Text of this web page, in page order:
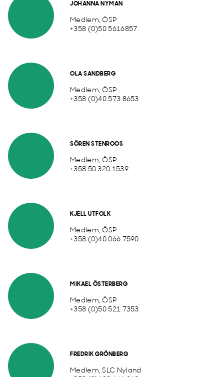
JOHANNA NYMAN
Medlem, ÖSP
+358 (0)50 5616857
OLA SANDBERG
Medlem, ÖSP
+358 (0)40 573 8653
SÖREN STENROOS
Medlem, ÖSP
+358 50 320 1539
KJELL UTFOLK
Medlem, ÖSP
+358 (0)40 066 7590
MIKAEL ÖSTERBERG
Medlem, ÖSP
+358 (0)50 521 7353
FREDRIK GRÖNBERG
Medlem, SLC Nyland